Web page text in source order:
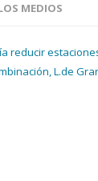
MEDIOS
reducir
L.de